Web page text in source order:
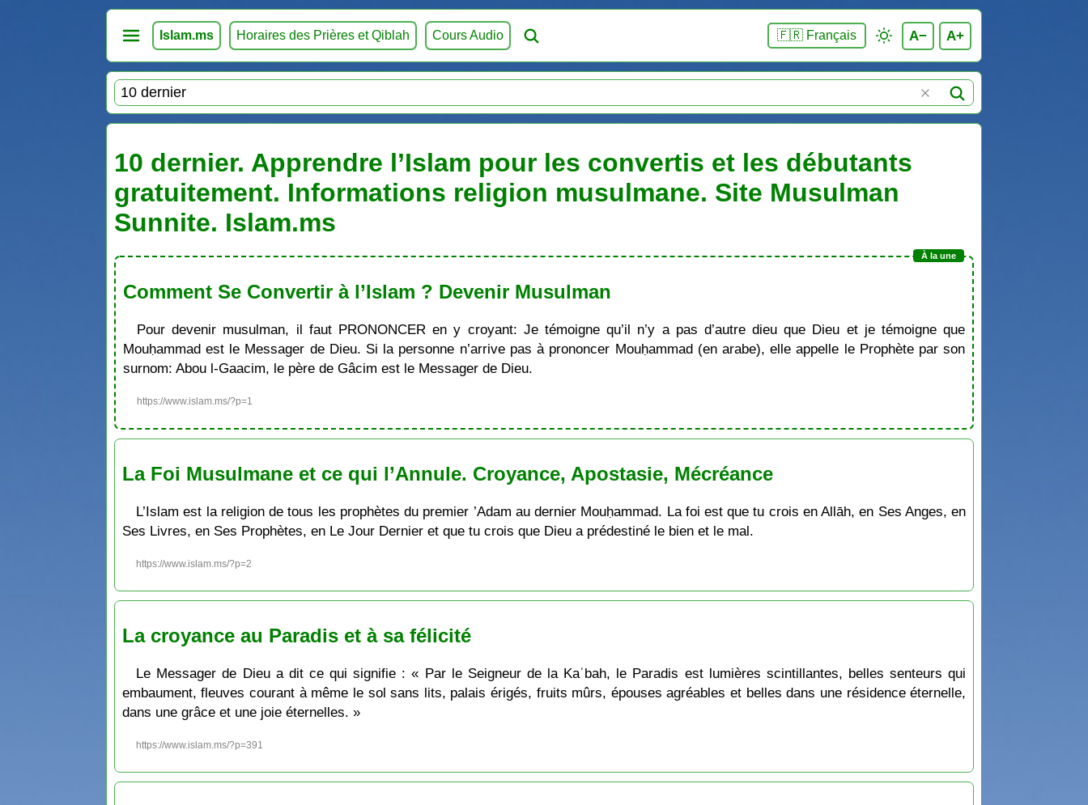
Islam.ms Horaires des Prières et Qiblah Cours Audio 🇫🇷 Français A− A+
10 dernier. Apprendre l’Islam pour les convertis et les débutants
gratuitement. Informations religion musulmane. Site Musulman
Sunnite. Islam.ms
Comment Se Convertir à l’Islam ? Devenir Musulman
Pour devenir musulman, il faut PRONONCER en y croyant: Je témoigne qu’il n’y a pas d’autre dieu que Dieu et je témoigne que
Mouḥammad est le Messager de Dieu. Si la personne n’arrive pas à prononcer Mouḥammad (en arabe), elle appelle le Prophète par son
surnom: Abou l-Gaacim, le père de Gâcim est le Messager de Dieu.
https://www.islam.ms/?p=1
La Foi Musulmane et ce qui l’Annule. Croyance, Apostasie, Mécréance
L’Islam est la religion de tous les prophètes du premier ’Adam au dernier Mouḥammad. La foi est que tu crois en Allāh, en Ses Anges, en
Ses Livres, en Ses Prophètes, en Le Jour Dernier et que tu crois que Dieu a prédestiné le bien et le mal.
https://www.islam.ms/?p=2
La croyance au Paradis et à sa félicité
Le Messager de Dieu a dit ce qui signifie : « Par le Seigneur de la Kaʿbah, le Paradis est lumières scintillantes, belles senteurs qui
embaument, fleuves courant à même le sol sans lits, palais érigés, fruits mûrs, épouses agréables et belles dans une résidence éternelle,
dans une grâce et une joie éternelles. »
https://www.islam.ms/?p=391